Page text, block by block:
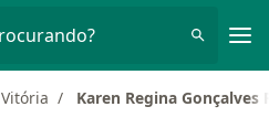
Vitória Karen Regina Gonçalves